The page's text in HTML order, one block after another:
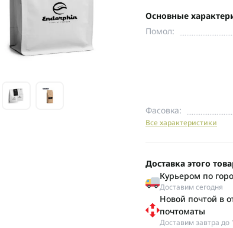
Основные
Помол:
Фасовка:
Все характеристики
Доставка этого
Курьером по
Доставим сегодня
Новой почтой в
почтоматы
Доставим завтра до